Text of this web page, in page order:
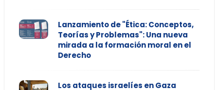
Lanzamiento de "Ética: Conceptos,
Teorías y Problemas": Una nueva
mirada a la formación moral en el
Derecho
Los ataques israelíes en Gaza